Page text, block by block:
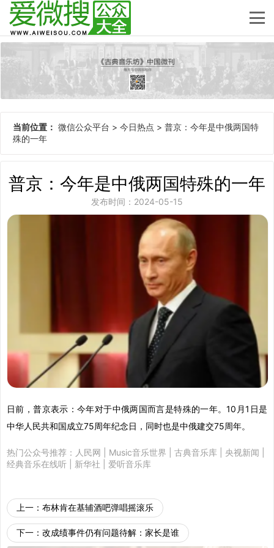
当前位置： 微信公众平台 > 今日热点 > 普京：今年是中俄两国特
殊的一年
普京：今年是中俄两国特殊的一年
发布时间：2024-05-15
日前，普京表示：今年对于中俄两国而言是特殊的一年。10月1日是
中华人民共和国成立75周年纪念日，同时也是中俄建交75周年。
热门公众号推荐： 人民网 Music音乐世界 古典音乐库 央视新闻
经典音乐在线听
新华社 爱听音乐库
上一： 布林肯在基辅酒吧弹唱摇滚乐
下一： 改成绩事件仍有问题待解：家长是谁